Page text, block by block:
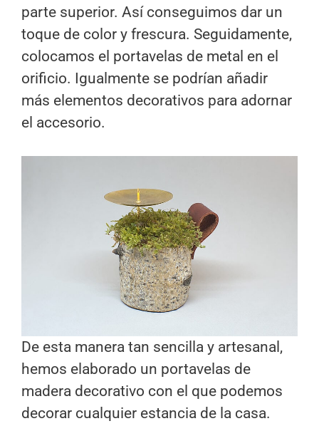
parte superior. Así conseguimos dar un
toque de color y frescura. Seguidamente,
colocamos el portavelas de metal en el
orificio. Igualmente se podrían añadir
más elementos decorativos para adornar
el accesorio.
De esta manera tan sencilla y artesanal,
hemos elaborado un portavelas de
madera decorativo con el que podemos
decorar cualquier estancia de la casa.